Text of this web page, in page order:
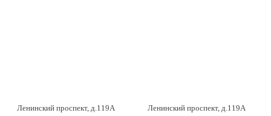
Ленинский проспект, д.119А Ленинский проспект, д.119А